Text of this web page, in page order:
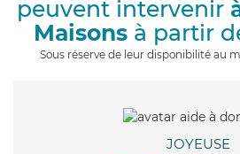
peuvent intervenir
Maisons à partir
Sous réserve de leur disponibilité au
JOYEUSE